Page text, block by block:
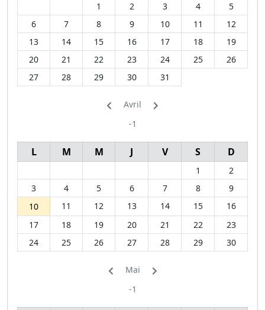
1 2 3 4
5
6
7 8 9 10 11
12
13
14 15 16 17 18
19
20
21 22 23 24 25
26
27
28 29 30 31
Avril
-1
L M M J V S D
1
2
3
4 5 6 7 8
9
10
11 12 13 14 15
16
17
18 19 20 21 22
23
24
25 26 27 28 29 30
Mai
-1